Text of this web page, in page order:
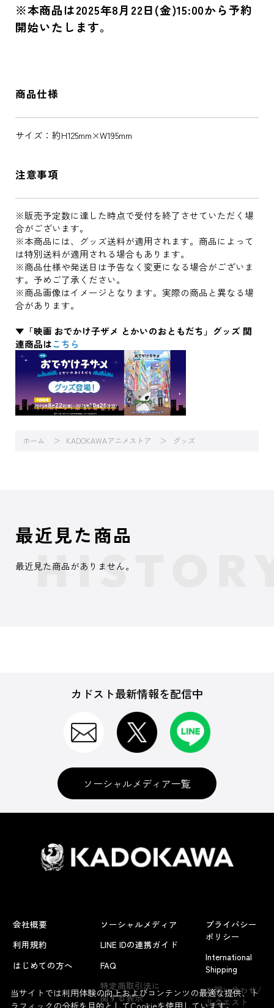
※本商品は2025年8月22日(金)15:00から予約
開始いたします。
商品仕様
サイズ：約H125mm×W195mm
注意事項
※販売予定数に達した時点で受付を終了させていただく場
合がございます。
※本商品には、グッズ送料が適用されます。商品によって
は特別送料が適用される場合もあります。
※商品仕様や発送日は予告なく変更になる場合がございま
す。予めご了承ください。
※商品画像はイメージとなります。実際の商品と異なる場
合があります。
▼「映画 おでかけ子ザメ とかいのおともだち」グッズ 関
連商品はこちら
ホーム KADOKAWAアニメストア グッズ
よくあるお問い合わせ
最近見た商品
最近見た商品がありません。
カドスト最新情報を配信中
ソーシャルメディア一覧
会社概要
利用規約
はじめての方へ
ソーシャルメディア
LINE IDの連携ガイド
FAQ
特定商取引法に
関する表示
プライバシー
ポリシー
International
Shipping
お問い合わせ/
リクエスト
当サイトでは利用体験の向上およびコンテンツの最適な提供、ト